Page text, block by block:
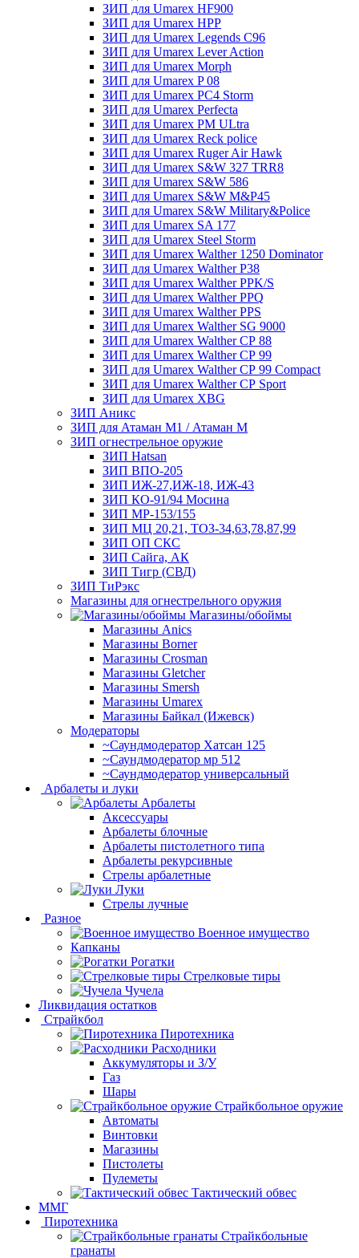
ЗИП для Umarex HF900
ЗИП для Umarex HPP
ЗИП для Umarex Legends C96
ЗИП для Umarex Lever Action
ЗИП для Umarex Morph
ЗИП для Umarex P 08
ЗИП для Umarex PC4 Storm
ЗИП для Umarex Perfecta
ЗИП для Umarex PM ULtra
ЗИП для Umarex Reck police
ЗИП для Umarex Ruger Air Hawk
ЗИП для Umarex S&W 327 TRR8
ЗИП для Umarex S&W 586
ЗИП для Umarex S&W M&P45
ЗИП для Umarex S&W Military&Police
ЗИП для Umarex SA 177
ЗИП для Umarex Steel Storm
ЗИП для Umarex Walther 1250 Dominator
ЗИП для Umarex Walther P38
ЗИП для Umarex Walther PPK/S
ЗИП для Umarex Walther PPQ
ЗИП для Umarex Walther PPS
ЗИП для Umarex Walther SG 9000
ЗИП для Umarex Walther СР 88
ЗИП для Umarex Walther СР 99
ЗИП для Umarex Walther СР 99 Compact
ЗИП для Umarex Walther СР Sport
ЗИП для Umarex XBG
ЗИП Аникс
ЗИП для Атаман М1 / Атаман М
ЗИП огнестрельное оружие
ЗИП Hatsan
ЗИП ВПО-205
ЗИП ИЖ-27,ИЖ-18, ИЖ-43
ЗИП КО-91/94 Мосина
ЗИП МР-153/155
ЗИП МЦ 20,21, ТОЗ-34,63,78,87,99
ЗИП ОП СКС
ЗИП Сайга, АК
ЗИП Тигр (СВД)
ЗИП ТиРэкс
Магазины для огнестрельного оружия
Магазины/обоймы
Магазины Anics
Магазины Borner
Магазины Crosman
Магазины Gletcher
Магазины Smersh
Магазины Umarex
Магазины Байкал (Ижевск)
Модераторы
~Cаундмодератор Хатсан 125
~Саундмодератор мр 512
~Саундмодератор универсальный
Арбалеты и луки
Арбалеты
Аксессуары
Арбалеты блочные
Арбалеты пистолетного типа
Арбалеты рекурсивные
Стрелы арбалетные
Луки
Стрелы лучные
Разное
Военное имущество
Капканы
Рогатки
Стрелковые тиры
Чучела
Ликвидация остатков
Страйкбол
Пиротехника
Расходники
Аккумуляторы и З/У
Газ
Шары
Страйкбольное оружие
Автоматы
Винтовки
Магазины
Пистолеты
Пулеметы
Тактический обвес
ММГ
Пиротехника
Страйкбольные
гранаты